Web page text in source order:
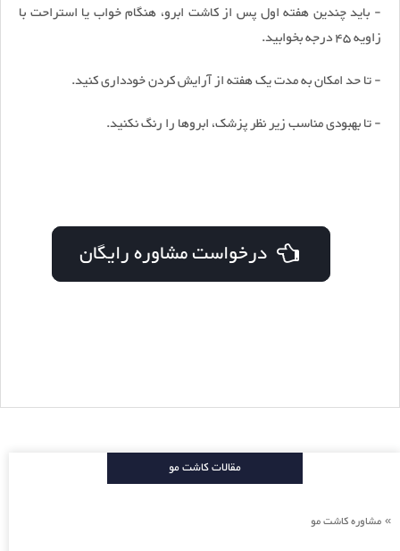
- باید چندین هفته اول پس از کاشت ابرو، هنگام خواب یا استراحت با
زاویه 45 درجه بخوابید.
- تا حد امکان به مدت یک هفته از آرایش کردن خودداری کنید.
- تا بهبودی مناسب زیر نظر پزشک، ابروها را رنگ نکنید.
درخواست مشاوره رایگان
مقالات کاشت مو
» مشاوره کاشت مو